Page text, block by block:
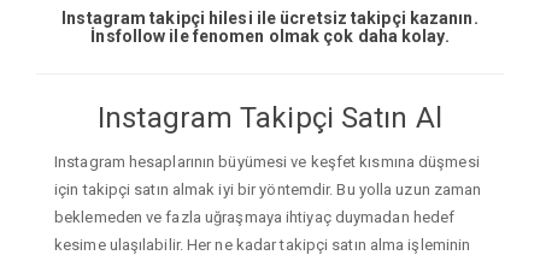
Instagram takipçi hilesi ile ücretsiz takipçi kazanın.
İnsfollow ile fenomen olmak çok daha kolay.
Instagram Takipçi Satın Al
Instagram hesaplarının büyümesi ve keşfet kısmına düşmesi
için takipçi satın almak iyi bir yöntemdir. Bu yolla uzun zaman
beklemeden ve fazla uğraşmaya ihtiyaç duymadan hedef
kesime ulaşılabilir. Her ne kadar takipçi satın alma işleminin